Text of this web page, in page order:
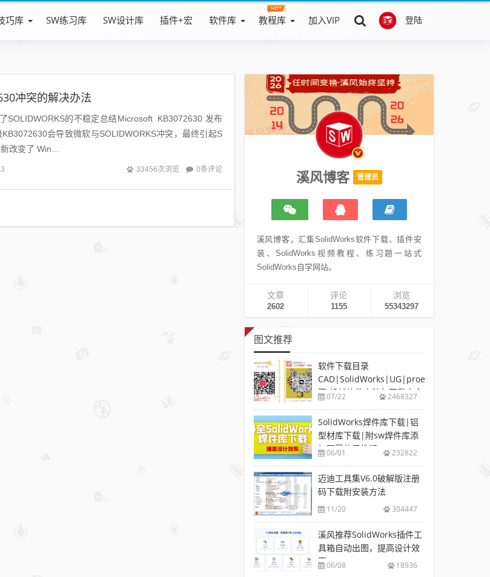
登陆
巧库 SW练习库 SW设计库 插件+宏 软件库 教程库 加入VIP
冲突的解决办法
SOLIDWORKS的不稳定总结Microsoft KB3072630 发布
会导致微软与SOLIDWORKS冲突，最终引起S
改变了 Win...
33456次浏览 0条评论
溪风博客 管理员
溪风博客，汇集SolidWorks软件下载、插件安
装、SolidWorks视频教程、练习题一站式
SolidWorks自学网站。
文章
2602
评论
1155
浏览
55343297
图文推荐
软件下载目录
CAD|SolidWorks|UG|proe
等-机械软件安装包下载大全
07/22 2468327
SolidWorks焊件库下载|铝
型材库下载|附sw焊件库添
加配置使用教程
06/01 232822
迈迪工具集V6.0破解版注册
码下载附安装方法
11/20 304447
溪风推荐SolidWorks插件工
具箱自动出图，提高设计效
率06/08 18936